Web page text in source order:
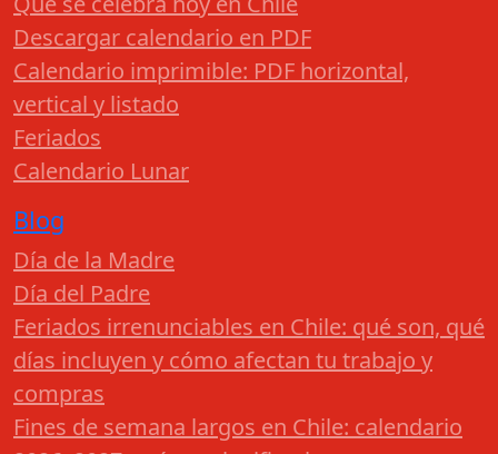
Descargar calendario en PDF
Calendario imprimible: PDF horizontal,
vertical y listado
Feriados
Calendario Lunar
Blog
Día de la Madre
Día del Padre
Feriados irrenunciables en Chile: qué son, qué
días incluyen y cómo afectan tu trabajo y
compras
Fines de semana largos en Chile: calendario